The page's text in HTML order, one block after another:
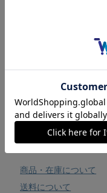
お気に入りに追加
商品・在庫について
送料について